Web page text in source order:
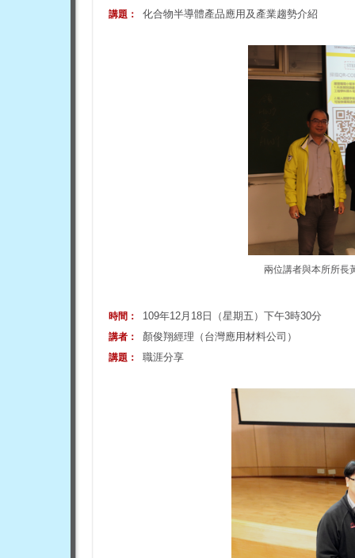
講題： 化合物半導體產品應用及產業趨勢介紹
兩位講者與本所所長
時間： 109年12月18日（星期五）下午3時30分
講者： 顏俊翔經理（台灣應用材料公司）
講題： 職涯分享